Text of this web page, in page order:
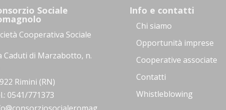
Sociale
Cooperativa Sociale
Caduti di Marzabotto, n.
Rimini (RN)
0541/771373
Info e contatti
Chi siamo
Opportunità imprese
Cooperative associate
Contatti
Whistleblowing